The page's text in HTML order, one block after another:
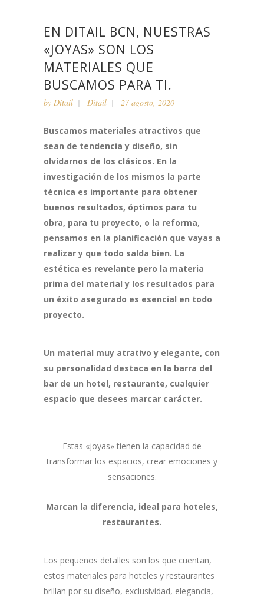
EN DITAIL BCN, NUESTRAS
«JOYAS» SON LOS
MATERIALES QUE
BUSCAMOS PARA TI.
by Ditail Ditail 27 agosto, 2020
Buscamos materiales atractivos que
sean de tendencia y diseño, sin
olvidarnos de los clásicos. En la
investigación de los mismos la parte
técnica es importante para obtener
buenos resultados, óptimos para tu
obra, para tu proyecto, o la reforma,
pensamos en la planificación que vayas a
realizar y que todo salda bien. La
estética es revelante pero la materia
prima del material y los resultados para
un éxito asegurado es esencial en todo
proyecto.
Un material muy atrativo y elegante, con
su personalidad destaca en la barra del
bar de un hotel, restaurante, cualquier
espacio que desees marcar carácter.
Estas «joyas» tienen la capacidad de
transformar los espacios, crear emociones y
sensaciones.
Marcan la diferencia, ideal para hoteles,
restaurantes.
Los pequeños detalles son los que cuentan,
estos materiales para hoteles y restaurantes
brillan por su diseño, exclusividad, elegancia,